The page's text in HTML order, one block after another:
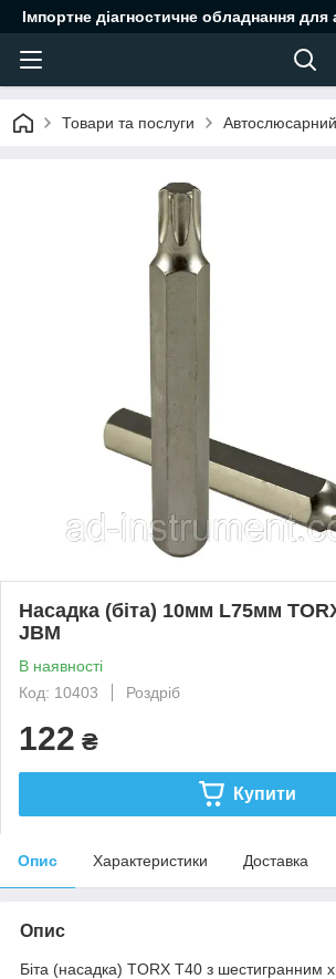
Імпортне діагностичне обладнання
Товари та послуги
Насадка (біта) 10мм L75мм
JBM
В наявності
Код: 10403
Роздріб
122 ₴
Купити
Опис Характеристики Доставка
Опис
Біта (насадка) TORX T40 з шестигранним